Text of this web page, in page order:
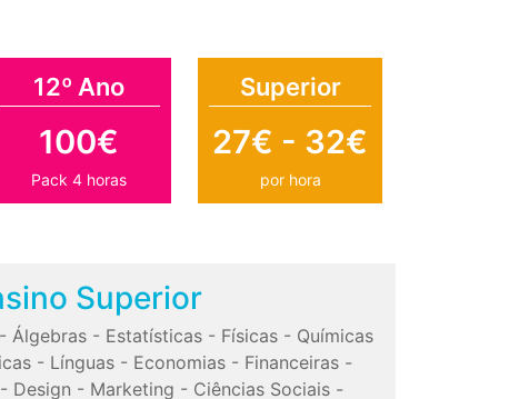
12º Ano
100€
Pack 4 horas
Superior
27€ - 32€
por hora
Superior
Álgebras- Estatísticas- Físicas- Químicas
- Línguas - Economias - Financeiras -
Design - Marketing - Ciências Sociais-